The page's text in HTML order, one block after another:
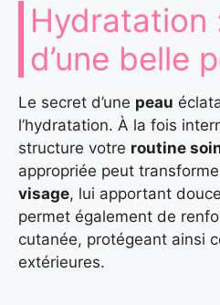
Hydratation
d’une belle
Le secret d’une peau
l’hydratation. À la fois
structure votre routine
appropriée peut
visage, lui apportant
permet également de
cutanée, protégeant ainsi
extérieures.